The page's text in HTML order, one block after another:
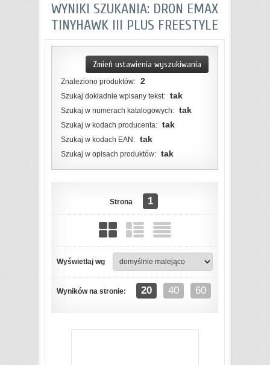
WYNIKI SZUKANIA: DRON EMAX
TINYHAWK III PLUS FREESTYLE
Zmień ustawienia wyszukiwania
Znaleziono produktów: 2
Szukaj dokładnie wpisany tekst: tak
Szukaj w numerach katalogowych: tak
Szukaj w kodach producenta: tak
Szukaj w kodach EAN: tak
Szukaj w opisach produktów: tak
Strona 1
Wyświetlaj wg
Wyników na stronie: 20 40 60
ZOBACZ SZCZEGÓŁY